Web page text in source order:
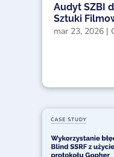
Audyt SZBI
Sztuki
mar 23, 2026 |